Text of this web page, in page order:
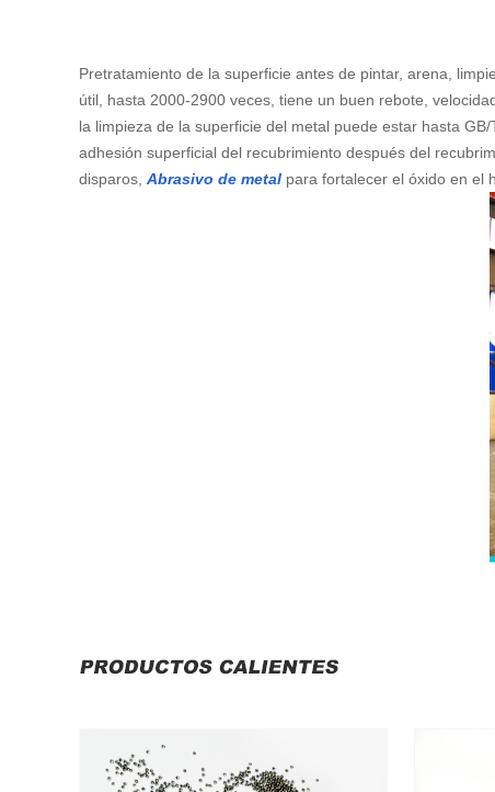
Pretratamiento de la superficie antes de pintar, arena,
útil, hasta 2000-2900 veces, tiene un buen rebote,
la limpieza de la superficie del metal puede estar hasta
adhesión superficial del recubrimiento después del
disparos, Abrasivo de metal para fortalecer el óxido en el